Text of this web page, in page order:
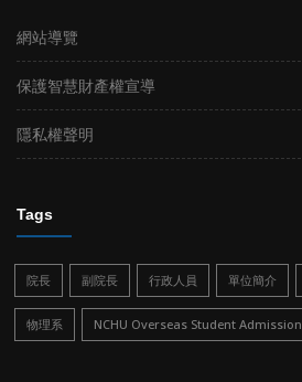
網站導覽
保護智慧財產權宣導
隱私權聲明
Tags
院長 副院長 行政人員 單位簡介
物理系 NCHU Overseas Student Admission